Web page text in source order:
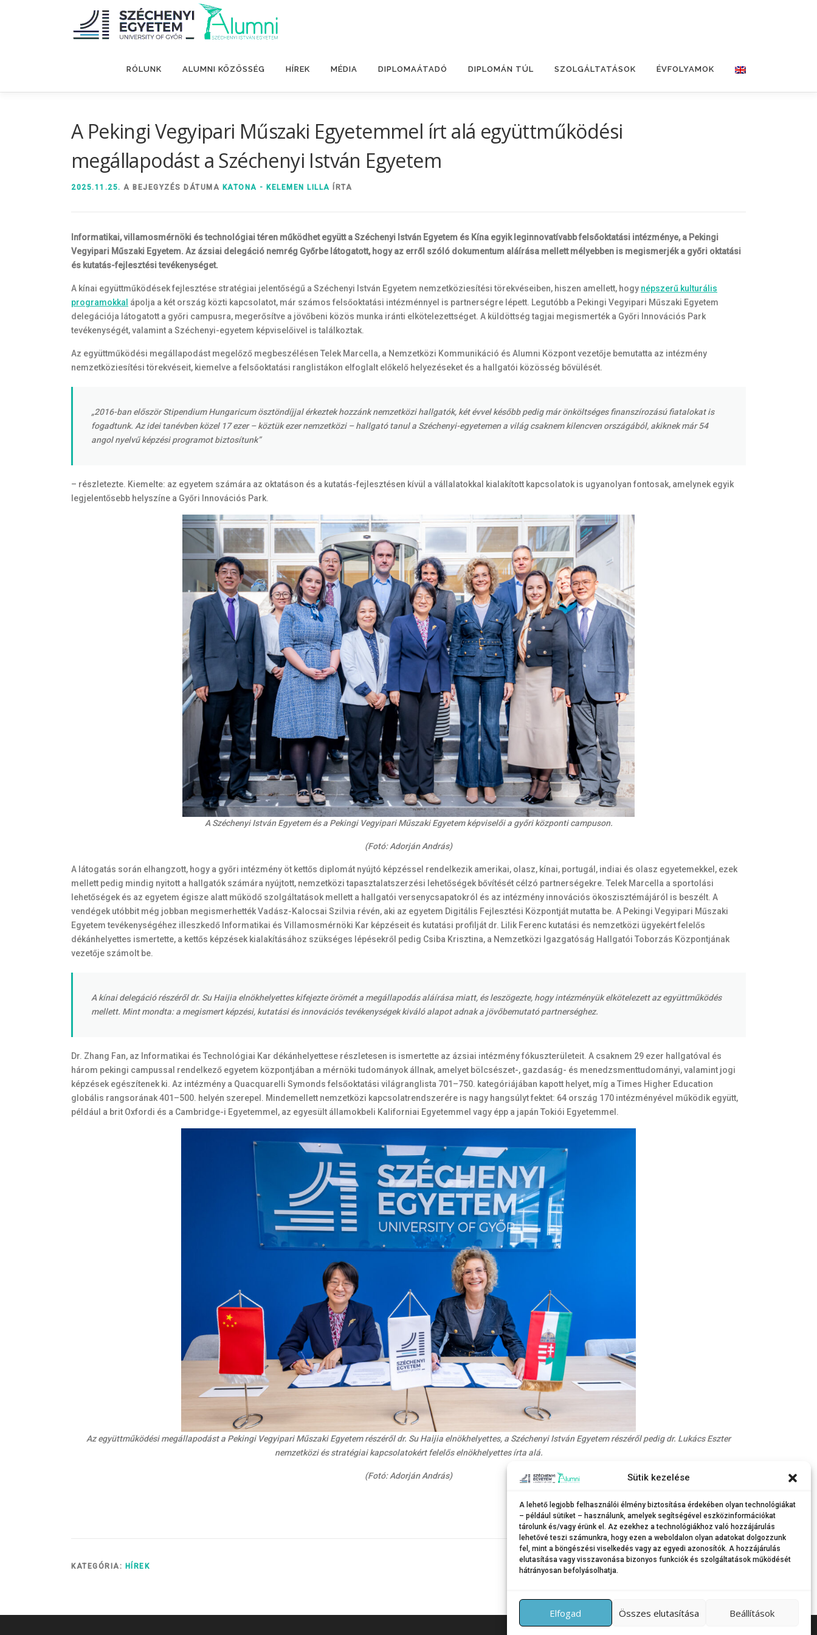
Sütik kezelése
A lehető legjobb felhasználói élmény biztosítása érdekében olyan technológiákat
– például sütiket – használunk, amelyek segítségével eszközinformációkat
tárolunk és/vagy érünk el. Az ezekhez a technológiákhoz való hozzájárulás
lehetővé teszi számunkra, hogy ezen a weboldalon olyan adatokat dolgozzunk
fel, mint a böngészési viselkedés vagy az egyedi azonosítók. A hozzájárulás
elutasítása vagy visszavonása bizonyos funkciók és szolgáltatások működését
hátrányosan befolyásolhatja.
Elfogad Összes elutasítása Beállítások
RÓLUNK ALUMNI KÖZÖSSÉG HÍREK MÉDIA DIPLOMAÁTADÓ DIPLOMÁN TÚL SZOLGÁLTATÁSOK ÉVFOLYAMOK
A Pekingi Vegyipari Műszaki Egyetemmel írt alá együttműködési
megállapodást a Széchenyi István Egyetem
2025.11.25. A BEJEGYZÉS DÁTUMA KATONA - KELEMEN LILLA ÍRTA
Informatikai, villamosmérnöki és technológiai téren működhet együtt a Széchenyi István Egyetem és Kína egyik leginnovatívabb felsőoktatási intézménye, a Pekingi
Vegyipari Műszaki Egyetem. Az ázsiai delegáció nemrég Győrbe látogatott, hogy az erről szóló dokumentum aláírása mellett mélyebben is megismerjék a győri oktatási
és kutatás-fejlesztési tevékenységet.
A kínai együttműködések fejlesztése stratégiai jelentőségű a Széchenyi István Egyetem nemzetköziesítési törekvéseiben, hiszen amellett, hogy népszerű kulturális
programokkal ápolja a két ország közti kapcsolatot, már számos felsőoktatási intézménnyel is partnerségre lépett. Legutóbb a Pekingi Vegyipari Műszaki Egyetem
delegációja látogatott a győri campusra, megerősítve a jövőbeni közös munka iránti elkötelezettséget. A küldöttség tagjai megismerték a Győri Innovációs Park
tevékenységét, valamint a Széchenyi-egyetem képviselőivel is találkoztak.
Az együttműködési megállapodást megelőző megbeszélésen Telek Marcella, a Nemzetközi Kommunikáció és Alumni Központ vezetője bemutatta az intézmény
nemzetköziesítési törekvéseit, kiemelve a felsőoktatási ranglistákon elfoglalt előkelő helyezéseket és a hallgatói közösség bővülését.
„2016-ban először Stipendium Hungaricum ösztöndíjjal érkeztek hozzánk nemzetközi hallgatók, két évvel később pedig már önköltséges finanszírozású fiatalokat is
fogadtunk. Az idei tanévben közel 17 ezer – köztük ezer nemzetközi – hallgató tanul a Széchenyi-egyetemen a világ csaknem kilencven országából, akiknek már 54
angol nyelvű képzési programot biztosítunk”
– részletezte. Kiemelte: az egyetem számára az oktatáson és a kutatás-fejlesztésen kívül a vállalatokkal kialakított kapcsolatok is ugyanolyan fontosak, amelynek egyik
legjelentősebb helyszíne a Győri Innovációs Park.
A Széchenyi István Egyetem és a Pekingi Vegyipari Műszaki Egyetem képviselői a győri központi campuson.
(Fotó: Adorján András)
A látogatás során elhangzott, hogy a győri intézmény öt kettős diplomát nyújtó képzéssel rendelkezik amerikai, olasz, kínai, portugál, indiai és olasz egyetemekkel, ezek
mellett pedig mindig nyitott a hallgatók számára nyújtott, nemzetközi tapasztalatszerzési lehetőségek bővítését célzó partnerségekre. Telek Marcella a sportolási
lehetőségek és az egyetem égisze alatt működő szolgáltatások mellett a hallgatói versenycsapatokról és az intézmény innovációs ökoszisztémájáról is beszélt. A
vendégek utóbbit még jobban megismerhették Vadász-Kalocsai Szilvia révén, aki az egyetem Digitális Fejlesztési Központját mutatta be. A Pekingi Vegyipari Műszaki
Egyetem tevékenységéhez illeszkedő Informatikai és Villamosmérnöki Kar képzéseit és kutatási profilját dr. Lilik Ferenc kutatási és nemzetközi ügyekért felelős
dékánhelyettes ismertette, a kettős képzések kialakításához szükséges lépésekről pedig Csiba Krisztina, a Nemzetközi Igazgatóság Hallgatói Toborzás Központjának
vezetője számolt be.
A kínai delegáció részéről dr. Su Haijia elnökhelyettes kifejezte örömét a megállapodás aláírása miatt, és leszögezte, hogy intézményük elkötelezett az együttműködés
mellett. Mint mondta: a megismert képzési, kutatási és innovációs tevékenységek kiváló alapot adnak a jövőbemutató partnerséghez.
Dr. Zhang Fan, az Informatikai és Technológiai Kar dékánhelyettese részletesen is ismertette az ázsiai intézmény fókuszterületeit. A csaknem 29 ezer hallgatóval és
három pekingi campussal rendelkező egyetem központjában a mérnöki tudományok állnak, amelyet bölcsészet-, gazdaság- és menedzsmenttudományi, valamint jogi
képzések egészítenek ki. Az intézmény a Quacquarelli Symonds felsőoktatási világranglista 701–750. kategóriájában kapott helyet, míg a Times Higher Education
globális rangsorának 401–500. helyén szerepel. Mindemellett nemzetközi kapcsolatrendszerére is nagy hangsúlyt fektet: 64 ország 170 intézményével működik együtt,
például a brit Oxfordi és a Cambridge-i Egyetemmel, az egyesült államokbeli Kaliforniai Egyetemmel vagy épp a japán Tokiói Egyetemmel.
Az együttműködési megállapodást a Pekingi Vegyipari Műszaki Egyetem részéről dr. Su Haijia elnökhelyettes, a Széchenyi István Egyetem részéről pedig dr. Lukács Eszter
nemzetközi és stratégiai kapcsolatokért felelős elnökhelyettes írta alá.
(Fotó: Adorján András)
KATEGÓRIA: HÍREK